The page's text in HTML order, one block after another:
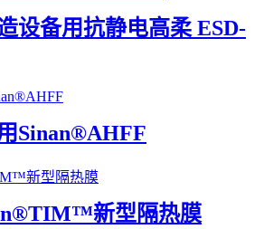
设备用抗静电高柔 ESD-
Sinan®AHFF
新型隔热膜